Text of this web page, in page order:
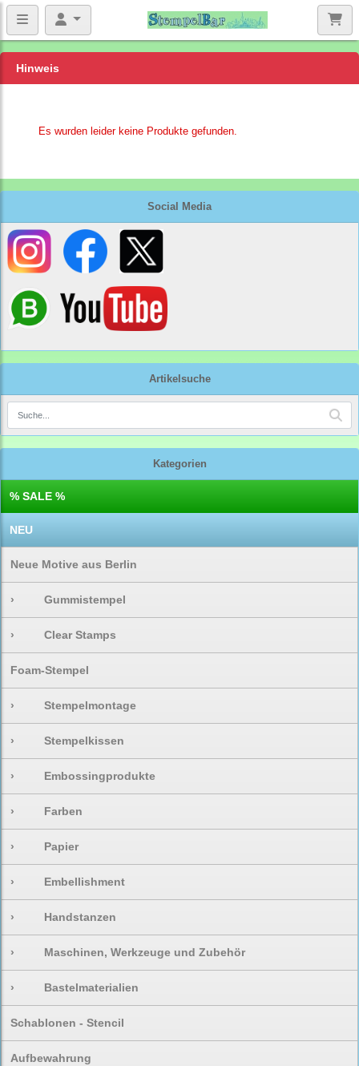
Social Media
Artikelsuche
Kategorien
% SALE %
NEU
Neue Motive aus Berlin
› Gummistempel
› Clear Stamps
Foam-Stempel
› Stempelmontage
› Stempelkissen
› Embossingprodukte
› Farben
› Papier
› Embellishment
› Handstanzen
› Maschinen, Werkzeuge und Zubehör
› Bastelmaterialien
Schablonen - Stencil
Aufbewahrung
Hinweis
Es wurden leider keine Produkte gefunden.